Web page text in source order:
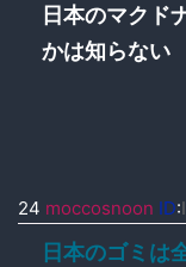
日本のマクド
かは知らない
24 moccosnoon ID:
日本のゴミは